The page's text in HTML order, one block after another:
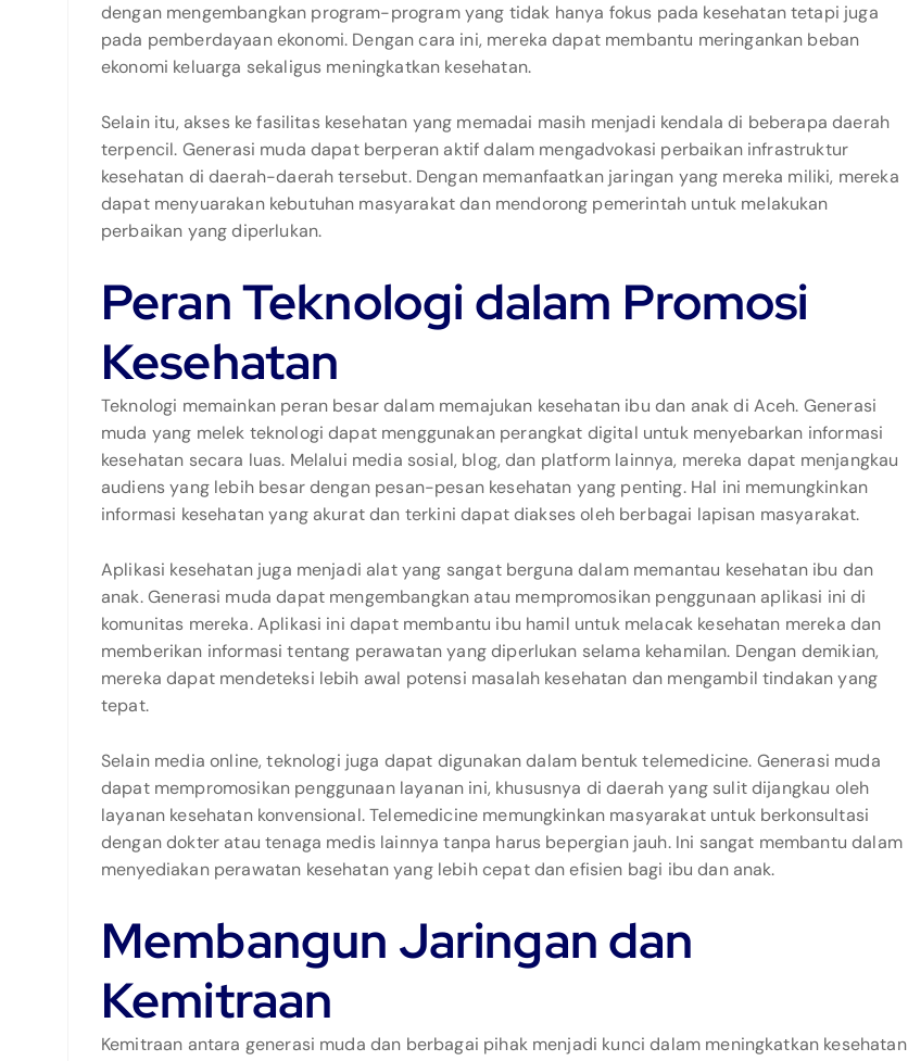
dengan mengembangkan program-program yang tidak hanya fokus pada kesehatan tetapi juga
pada pemberdayaan ekonomi. Dengan cara ini, mereka dapat membantu meringankan beban
ekonomi keluarga sekaligus meningkatkan kesehatan.
Selain itu, akses ke fasilitas kesehatan yang memadai masih menjadi kendala di beberapa daerah
terpencil. Generasi muda dapat berperan aktif dalam mengadvokasi perbaikan infrastruktur
kesehatan di daerah-daerah tersebut. Dengan memanfaatkan jaringan yang mereka miliki, mereka
dapat menyuarakan kebutuhan masyarakat dan mendorong pemerintah untuk melakukan
perbaikan yang diperlukan.
Peran Teknologi dalam Promosi
Kesehatan
Teknologi memainkan peran besar dalam memajukan kesehatan ibu dan anak di Aceh. Generasi
muda yang melek teknologi dapat menggunakan perangkat digital untuk menyebarkan informasi
kesehatan secara luas. Melalui media sosial, blog, dan platform lainnya, mereka dapat menjangkau
audiens yang lebih besar dengan pesan-pesan kesehatan yang penting. Hal ini memungkinkan
informasi kesehatan yang akurat dan terkini dapat diakses oleh berbagai lapisan masyarakat.
Aplikasi kesehatan juga menjadi alat yang sangat berguna dalam memantau kesehatan ibu dan
anak. Generasi muda dapat mengembangkan atau mempromosikan penggunaan aplikasi ini di
komunitas mereka. Aplikasi ini dapat membantu ibu hamil untuk melacak kesehatan mereka dan
memberikan informasi tentang perawatan yang diperlukan selama kehamilan. Dengan demikian,
mereka dapat mendeteksi lebih awal potensi masalah kesehatan dan mengambil tindakan yang
tepat.
Selain media online, teknologi juga dapat digunakan dalam bentuk telemedicine. Generasi muda
dapat mempromosikan penggunaan layanan ini, khususnya di daerah yang sulit dijangkau oleh
layanan kesehatan konvensional. Telemedicine memungkinkan masyarakat untuk berkonsultasi
dengan dokter atau tenaga medis lainnya tanpa harus bepergian jauh. Ini sangat membantu dalam
menyediakan perawatan kesehatan yang lebih cepat dan efisien bagi ibu dan anak.
Membangun Jaringan dan
Kemitraan
Kemitraan antara generasi muda dan berbagai pihak menjadi kunci dalam meningkatkan kesehatan